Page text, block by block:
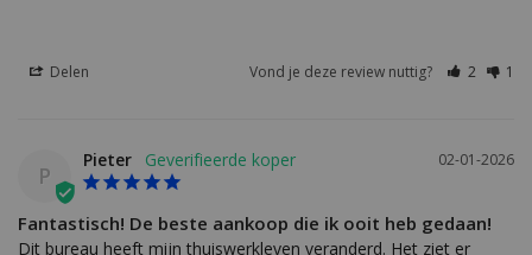
Delen Vond je deze review nuttig? 2 1
P
02-01-2026
Pieter
Fantastisch! De beste aankoop die ik ooit heb gedaan!
Dit bureau heeft mijn thuiswerkleven veranderd. Het ziet er